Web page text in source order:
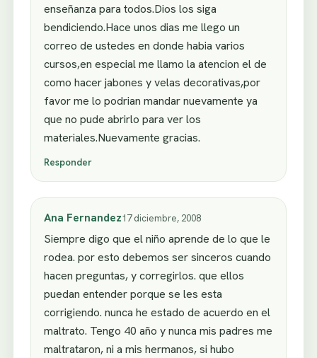
enseñanza para todos.Dios los siga
bendiciendo.Hace unos dias me llego un
correo de ustedes en donde habia varios
cursos,en especial me llamo la atencion el de
como hacer jabones y velas decorativas,por
favor me lo podrian mandar nuevamente ya
que no pude abrirlo para ver los
materiales.Nuevamente gracias.
Responder
Ana Fernandez17 diciembre, 2008
Siempre digo que el niño aprende de lo que le
rodea. por esto debemos ser sinceros cuando
hacen preguntas, y corregirlos. que ellos
puedan entender porque se les esta
corrigiendo. nunca he estado de acuerdo en el
maltrato. Tengo 40 año y nunca mis padres me
maltrataron, ni a mis hermanos, si hubo